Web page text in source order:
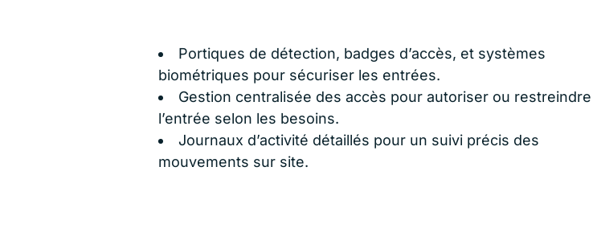
Portiques de détection, badges d’accès, et systèmes
biométriques pour sécuriser les entrées.
Gestion centralisée des accès pour autoriser ou restreindre
l’entrée selon les besoins.
Journaux d’activité détaillés pour un suivi précis des
mouvements sur site.